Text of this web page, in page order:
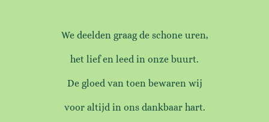
We deelden graag de schone uren,
het lief en leed in onze buurt.
De gloed van toen bewaren wij
voor altijd in ons dankbaar hart.